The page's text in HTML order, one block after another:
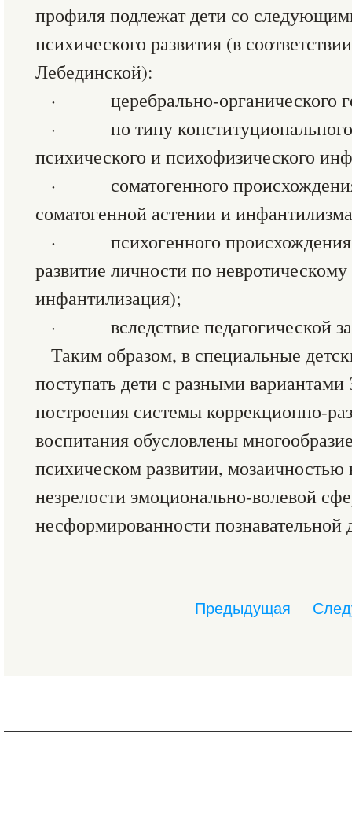
профиля подлежат дети со
психического развития (в
Лебединской):
· церебрально-органического
· по типу конституционального
психического и психофизического
· соматогенного
соматогенной астении и
· психогенного происхождения
развитие личности по
инфантилизация);
· вследствие педагогической
Таким образом, в специальные
поступать дети с разными
построения системы коррекционно-
воспитания обусловлены
психическом развитии,
незрелости эмоционально-волевой
несформированности познавательной
Предыдущая